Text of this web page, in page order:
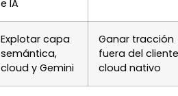
e IA
Explotar capa
semántica,
cloud y Gemini
Ganar tracción
fuera del cliente
cloud nativo